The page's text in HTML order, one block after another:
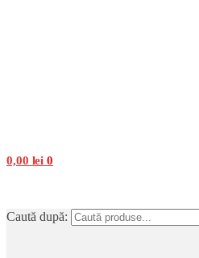
0,00 lei 0
Caută după: